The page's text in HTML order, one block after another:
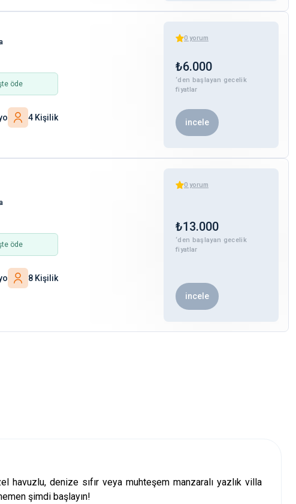
öde
4 Kişilik
0 yorum
₺6.000
‘den başlayan gecelik
fiyatlar
incele
öde
8 Kişilik
0 yorum
₺13.000
‘den başlayan gecelik
fiyatlar
incele
havuzlu, denize sıfır veya muhteşem manzaralı yazlık villa
şimdi başlayın!